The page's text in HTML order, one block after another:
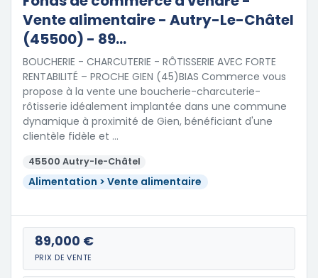
Vente alimentaire - Autry-Le-Châtel
(45500) - 89...
BOUCHERIE - CHARCUTERIE - RÔTISSERIE AVEC FORTE
RENTABILITÉ – PROCHE GIEN (45)BIAS Commerce vous
propose à la vente une boucherie-charcuterie-
rôtisserie idéalement implantée dans une commune
dynamique à proximité de Gien, bénéficiant d'une
clientèle fidèle et …
45500 Autry-le-Châtel
Alimentation > Vente alimentaire
89,000 €
PRIX DE VENTE